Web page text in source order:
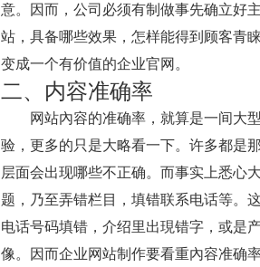
意。因而，公司必须有制做事先确立好
站，具备哪些效果，怎样能得到顾客青
变成一个有价值的企业官网。
二、内容准确率
网站內容的准确率，就算是一间大型
验，更多的只是大略看一下。许多都是
层面会出现哪些不正确。而事实上悉心
题，乃至弄错栏目，填错联系电话等。
电话号码填错，介绍里出現错字，或是
像。因而企业网站制作要看重內容准确